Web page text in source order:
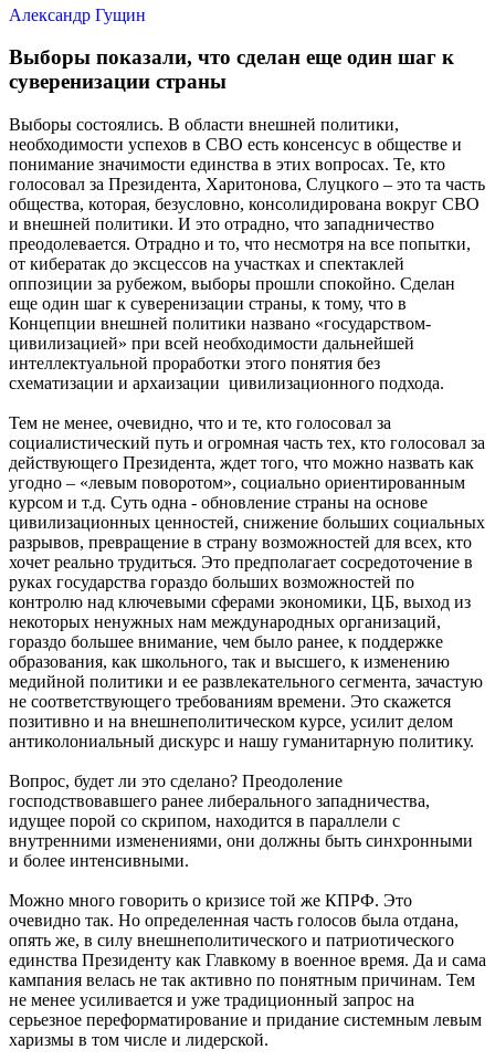
Александр Гущин
Выборы показали, что сделан еще один шаг к
суверенизации страны
Выборы состоялись. В области внешней политики,
необходимости успехов в СВО есть консенсус в обществе и
понимание значимости единства в этих вопросах. Те, кто
голосовал за Президента, Харитонова, Слуцкого – это та часть
общества, которая, безусловно, консолидирована вокруг СВО
и внешней политики. И это отрадно, что западничество
преодолевается. Отрадно и то, что несмотря на все попытки,
от кибератак до эксцессов на участках и спектаклей
оппозиции за рубежом, выборы прошли спокойно. Сделан
еще один шаг к суверенизации страны, к тому, что в
Концепции внешней политики названо «государством-
цивилизацией» при всей необходимости дальнейшей
интеллектуальной проработки этого понятия без
схематизации и архаизации цивилизационного подхода.
Тем не менее, очевидно, что и те, кто голосовал за
социалистический путь и огромная часть тех, кто голосовал за
действующего Президента, ждет того, что можно назвать как
угодно – «левым поворотом», социально ориентированным
курсом и т.д. Суть одна - обновление страны на основе
цивилизационных ценностей, снижение больших социальных
разрывов, превращение в страну возможностей для всех, кто
хочет реально трудиться. Это предполагает сосредоточение в
руках государства гораздо больших возможностей по
контролю над ключевыми сферами экономики, ЦБ, выход из
некоторых ненужных нам международных организаций,
гораздо большее внимание, чем было ранее, к поддержке
образования, как школьного, так и высшего, к изменению
медийной политики и ее развлекательного сегмента, зачастую
не соответствующего требованиям времени. Это скажется
позитивно и на внешнеполитическом курсе, усилит делом
антиколониальный дискурс и нашу гуманитарную политику.
Вопрос, будет ли это сделано? Преодоление
господствовавшего ранее либерального западничества,
идущее порой со скрипом, находится в параллели с
внутренними изменениями, они должны быть синхронными
и более интенсивными.
Можно много говорить о кризисе той же КПРФ. Это
очевидно так. Но определенная часть голосов была отдана,
опять же, в силу внешнеполитического и патриотического
единства Президенту как Главкому в военное время. Да и сама
кампания велась не так активно по понятным причинам. Тем
не менее усиливается и уже традиционный запрос на
серьезное переформатирование и придание системным левым
харизмы в том числе и лидерской.